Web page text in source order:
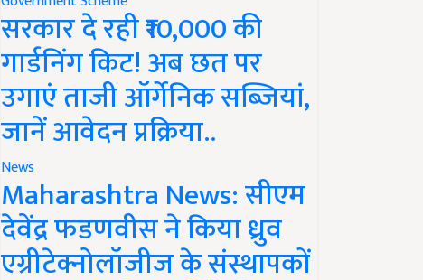
सरकार दे रही ₹10,000 की
गार्डनिंग किट! अब छत पर
उगाएं ताजी ऑर्गेनिक सब्जियां,
जानें आवेदन प्रक्रिया..
News
Maharashtra News: सीएम
देवेंद्र फडणवीस ने किया ध्रुव
एग्रीटेक्नोलॉजीज के संस्थापकों